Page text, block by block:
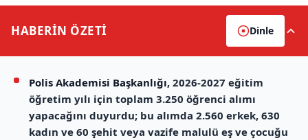
HABERİN ÖZETİ Dinle
Polis Akademisi Başkanlığı, 2026-2027 eğitim
öğretim yılı için toplam 3.250 öğrenci alımı
yapacağını duyurdu; bu alımda 2.560 erkek, 630
kadın ve 60 şehit veya vazife malulü eş ve çocuğu